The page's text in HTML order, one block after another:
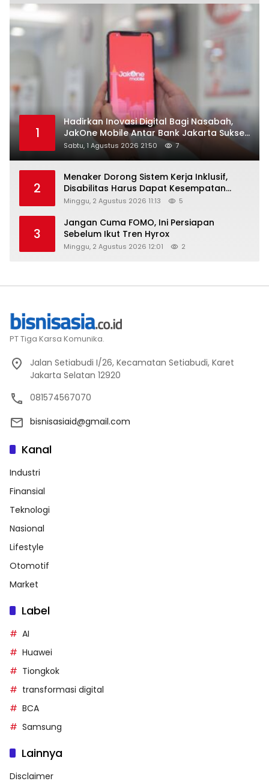
1
Hadirkan Inovasi Digital Bagi Nasabah,
JakOne Mobile Antar Bank Jakarta Sukses
Raih Digital Excellence Awards 2026
Sabtu, 1 Agustus 2026 21:50 7
2
Menaker Dorong Sistem Kerja Inklusif,
Disabilitas Harus Dapat Kesempatan
Setara
Minggu, 2 Agustus 2026 11:13 5
3
Jangan Cuma FOMO, Ini Persiapan
Sebelum Ikut Tren Hyrox
Minggu, 2 Agustus 2026 12:01 2
PT Tiga Karsa Komunika.
Jalan Setiabudi I/26, Kecamatan Setiabudi, Karet
Jakarta Selatan 12920
081574567070
bisnisasiaid@gmail.com
Kanal
Industri
Finansial
Teknologi
Nasional
Lifestyle
Otomotif
Market
Label
AI
Huawei
Tiongkok
transformasi digital
BCA
Samsung
Lainnya
Disclaimer